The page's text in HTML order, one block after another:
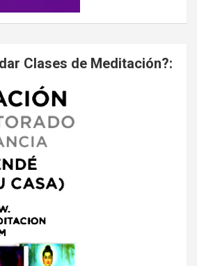
Clases de Meditación?: